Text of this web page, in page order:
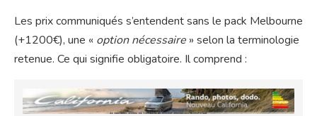
Les prix communiqués s’entendent sans le pack Melbourne
(+1200€), une « option nécessaire » selon la terminologie
retenue. Ce qui signifie obligatoire. Il comprend :